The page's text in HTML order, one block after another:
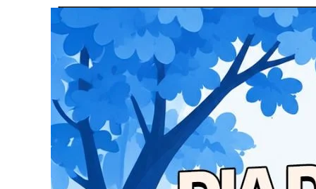
Os veículos, que já têm destino certo ao
serem entregues. A aquisição foi possível